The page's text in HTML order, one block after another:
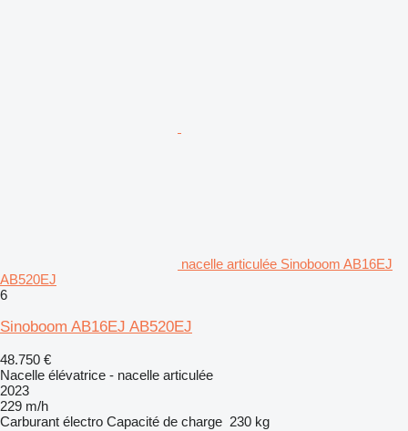
nacelle articulée Sinoboom AB16EJ
AB520EJ
6
Sinoboom AB16EJ AB520EJ
48.750 €
Nacelle élévatrice - nacelle articulée
2023
229 m/h
Carburant électro Capacité de charge 230 kg